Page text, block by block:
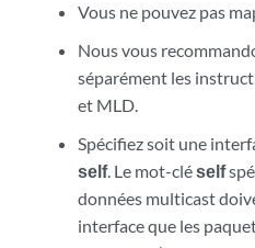
Vous ne pouvez pas
Nous vous
séparément les
et MLD.
Spécifiez soit une
self. Le mot-cléself
données multicast
interface que les